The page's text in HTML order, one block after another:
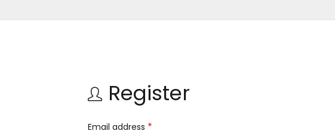
Register
Email address *